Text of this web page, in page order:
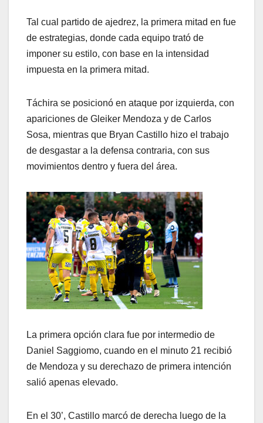
Tal cual partido de ajedrez, la primera mitad en fue
de estrategias, donde cada equipo trató de
imponer su estilo, con base en la intensidad
impuesta en la primera mitad.
Táchira se posicionó en ataque por izquierda, con
apariciones de Gleiker Mendoza y de Carlos
Sosa, mientras que Bryan Castillo hizo el trabajo
de desgastar a la defensa contraria, con sus
movimientos dentro y fuera del área.
La primera opción clara fue por intermedio de
Daniel Saggiomo, cuando en el minuto 21 recibió
de Mendoza y su derechazo de primera intención
salió apenas elevado.
En el 30’, Castillo marcó de derecha luego de la